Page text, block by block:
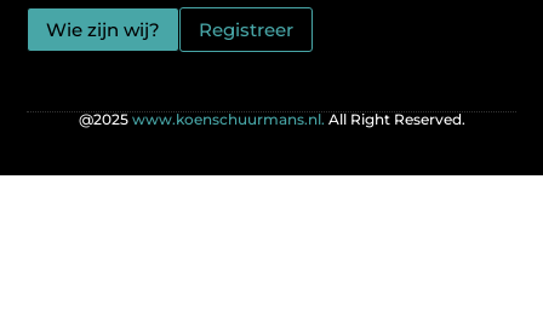
Wie zijn wij? Registreer
@2025www.koenschuurmans.nl.All Right Reserved.